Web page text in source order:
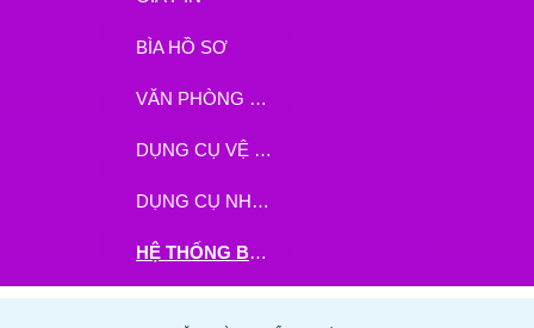
BÌA HỒ SƠ
VĂN PHÒNG PHẨM
DỤNG CỤ VỆ SINH
DỤNG CỤ NHÀ BẾP
HỆ THỐNG BHX - TGDĐ ĐẶT HÀNG TẠI ĐÂY